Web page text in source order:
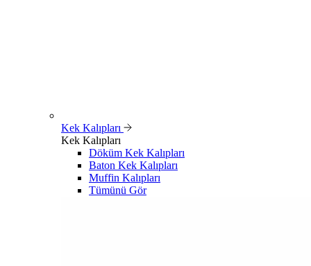
Kek Kalıpları
Kek Kalıpları
Döküm Kek Kalıpları
Baton Kek Kalıpları
Muffin Kalıpları
Tümünü Gör